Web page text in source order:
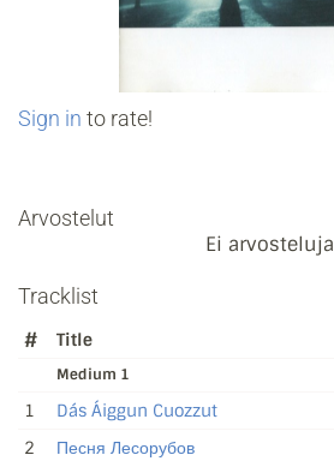
Sign in to rate!
Arvostelut
Ei arvosteluja
Tracklist
# Title
Medium 1
1 Dás Áiggun Cuozzut
2
Песня Лесорубов